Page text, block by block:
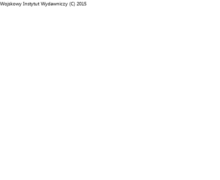
Wojskowy Instytut Wydawniczy (C) 2015